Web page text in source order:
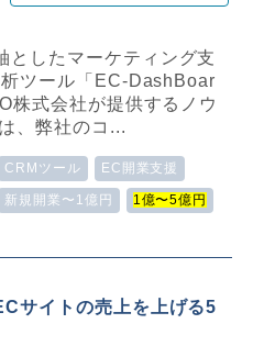
としたマーケティング支
ツール「EC-DashBoar
株式会社が提供するノウ
、弊社のコ...
CRMツール EC開業支援
新規開業〜1億円 1億〜5億円
サイトの売上を上げる5